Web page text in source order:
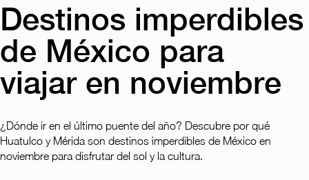
Veracruz
Camino Real Veracruz
Mérida
Camino Real Mérida
Camino Real Aeropuerto México
Monterrey
Camino Real Fashion Drive Monterrey
Oaxaca
Destinos imperdibles
de México para
viajar en noviembre
¿Dónde ir en el último puente del año? Descubre por qué
Huatulco y Mérida son destinos imperdibles de México en
noviembre para disfrutar del sol y la cultura.